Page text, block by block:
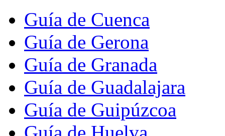
Guía de Cuenca
Guía de Gerona
Guía de Granada
Guía de Guadalajara
Guía de Guipúzcoa